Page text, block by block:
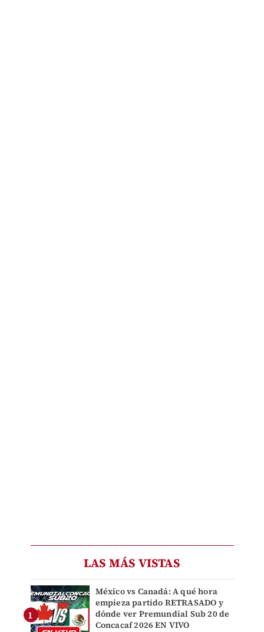
LAS MÁS VISTAS
México vs Canadá: A qué hora
empieza partido RETRASADO y
dónde ver Premundial Sub 20 de
Concacaf 2026 EN VIVO